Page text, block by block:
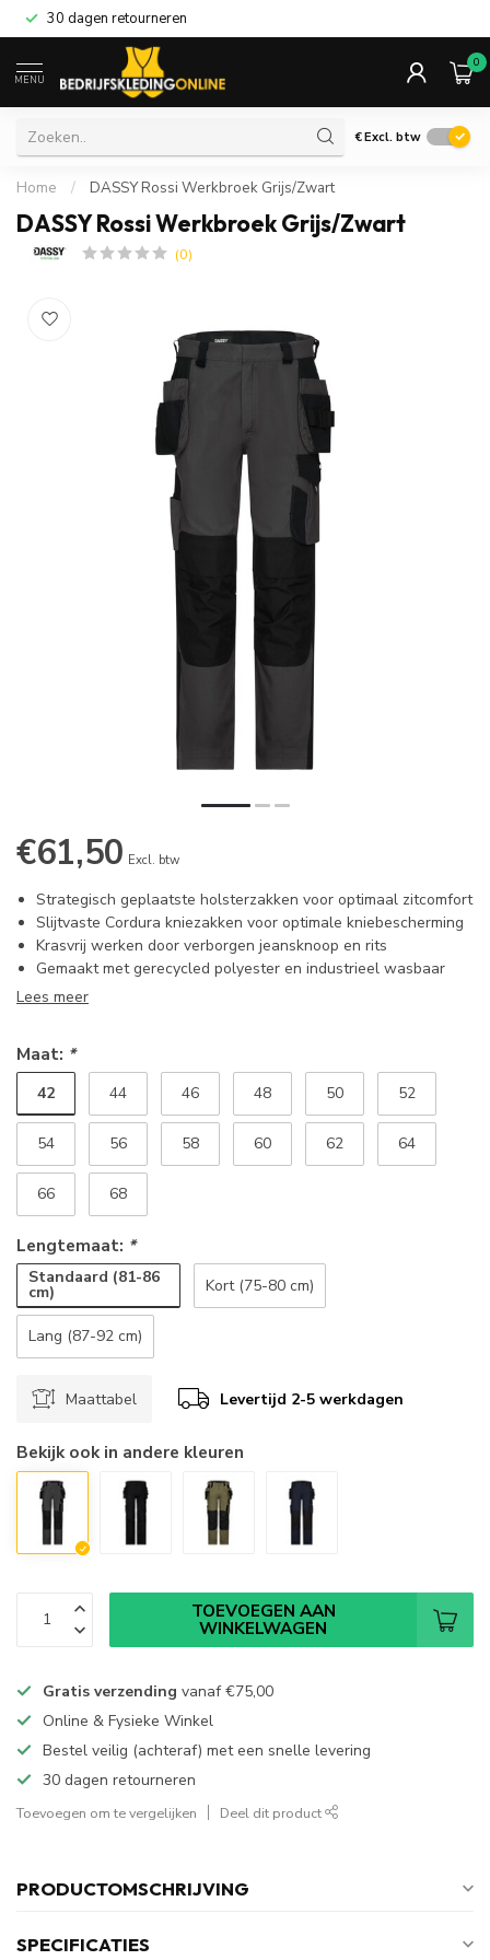
30 dagen retourneren
MENU
0
€Excl. btw
Home / DASSY Rossi Werkbroek Grijs/Zwart
DASSY Rossi Werkbroek Grijs/Zwart
(0)
€61,50 Excl. btw
Strategisch geplaatste holsterzakken voor optimaal zitcomfort
Slijtvaste Cordura kniezakken voor optimale kniebescherming
Krasvrij werken door verborgen jeansknoop en rits
Gemaakt met gerecycled polyester en industrieel wasbaar
Lees meer
Maat: *
42 44 46 48 50 52
54 56 58 60 62 64
66 68
Lengtemaat: *
Standaard (81-86
cm) Kort (75-80 cm)
Lang (87-92 cm)
Maattabel Levertijd 2-5 werkdagen
Bekijk ook in andere kleuren
TOEVOEGEN AAN
WINKELWAGEN
Gratis verzending vanaf€75,00
Online & Fysieke Winkel
Bestel veilig (achteraf) met een snelle levering
30 dagen retourneren
Toevoegen om te vergelijken Deel dit product
PRODUCTOMSCHRIJVING
SPECIFICATIES